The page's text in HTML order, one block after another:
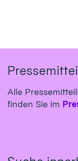
Alle
finden Sie im